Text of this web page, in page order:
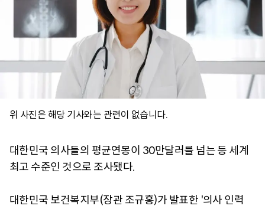
위 사진은 해당 기사와는 관련이 없습니다.
대한민국 의사들의 평균연봉이 30만달러를 넘는 등 세계
최고 수준인 것으로 조사됐다.
대한민국 보건복지부(장관 조규홍)가 발표한 '의사 인력